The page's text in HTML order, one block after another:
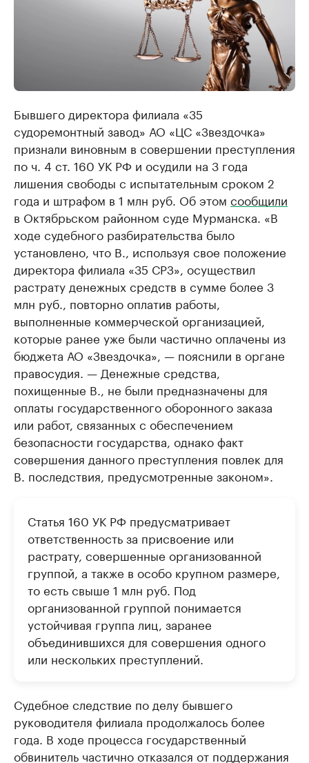
Бывшего директора филиала «35
судоремонтный завод» АО «ЦС «Звездочка»
признали виновным в совершении преступления
по ч. 4 ст. 160 УК РФ и осудили на 3 года
лишения свободы с испытательным сроком 2
года и штрафом в 1 млн руб. Об этом сообщили
в Октябрьском районном суде Мурманска. «В
ходе судебного разбирательства было
установлено, что В., используя свое положение
директора филиала «35 СРЗ», осуществил
растрату денежных средств в сумме более 3
млн руб., повторно оплатив работы,
выполненные коммерческой организацией,
которые ранее уже были частично оплачены из
бюджета АО «Звездочка», — пояснили в органе
правосудия. — Денежные средства,
похищенные В., не были предназначены для
оплаты государственного оборонного заказа
или работ, связанных с обеспечением
безопасности государства, однако факт
совершения данного преступления повлек для
В. последствия, предусмотренные законом».
Статья 160 УК РФ предусматривает
ответственность за присвоение или
растрату, совершенные организованной
группой, а также в особо крупном размере,
то есть свыше 1 млн руб. Под
организованной группой понимается
устойчивая группа лиц, заранее
объединившихся для совершения одного
или нескольких преступлений.
Судебное следствие по делу бывшего
руководителя филиала продолжалось более
года. В ходе процесса государственный
обвинитель частично отказался от поддержания